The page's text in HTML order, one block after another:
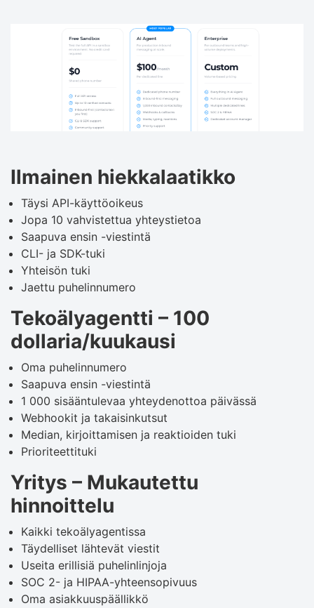
Ilmainen hiekkalaatikko
Täysi API-käyttöoikeus
Jopa 10 vahvistettua yhteystietoa
Saapuva ensin -viestintä
CLI- ja SDK-tuki
Yhteisön tuki
Jaettu puhelinnumero
Tekoälyagentti – 100
dollaria/kuukausi
Oma puhelinnumero
Saapuva ensin -viestintä
1 000 sisääntulevaa yhteydenottoa päivässä
Webhookit ja takaisinkutsut
Median, kirjoittamisen ja reaktioiden tuki
Prioriteettituki
Yritys – Mukautettu
hinnoittelu
Kaikki tekoälyagentissa
Täydelliset lähtevät viestit
Useita erillisiä puhelinlinjoja
SOC 2- ja HIPAA-yhteensopivuus
Oma asiakkuuspäällikkö